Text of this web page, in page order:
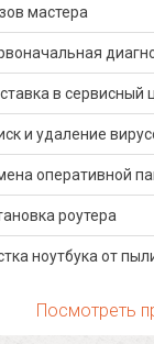
мастера
в сервисный
и удаление
оперативной
роутера
ноутбука от
Посмотреть